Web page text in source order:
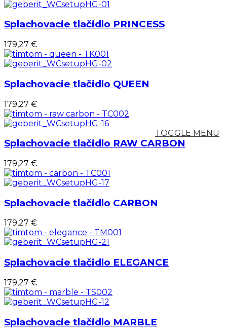
TOGGLE MENU
Splachovacie tlačidlo PRINCESS
179,27 €
Splachovacie tlačidlo QUEEN
179,27 €
Splachovacie tlačidlo RAW CARBON
179,27 €
Splachovacie tlačidlo CARBON
179,27 €
Splachovacie tlačidlo ELEGANCE
179,27 €
Splachovacie tlačidlo MARBLE